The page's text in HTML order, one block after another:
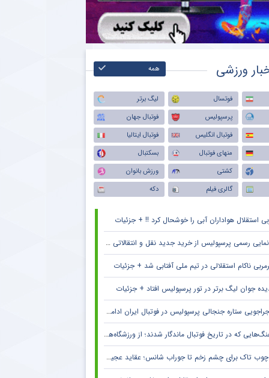
ورزشی همه
فوتسال
لیگ برتر
پرسپولیس
فوتبال جهان
فوتبال انگلیس
فوتبال ایتالیا
منهای فوتبال
بسکتبال
کشتی
ورزش بانوان
گالری فیلم دکه
استقلال هواداران آبی را خوشحال کرد !! + جزئیات
رسمی پرسپولیس از خرید جدید نقل و انتقالاتی + جزئیات
ناکام استقلالی در تیم ملی آفتابی شد + جزئیات
جوان لیگ برتر در تور پرسپولیس افتاد + جزئیات
ستاره جنجالی پرسپولیس در فوتبال ایران ادامه دارد + جزئیات
که در تاریخ فوتبال ماندگار شدند؛ از ورزشگاه‌های اروپا تا جام جهانی
چوب تاک برای چشم زخم تا جوراب شانس؛ عقاید عجیب فوتبالیست‌ها!